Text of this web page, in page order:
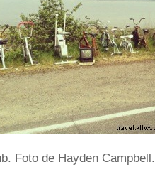
Foto de Hayden Campbell.